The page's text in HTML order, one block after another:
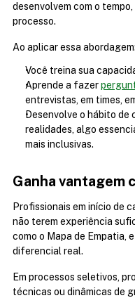
desenvolvem com o
processo.
Ao aplicar essa abordagem:
Você treina sua
Aprende a fazer
entrevistas, em times,
Desenvolve o hábito
realidades, algo
mais inclusivas.
Ganha vantagem
Profissionais em início de
não terem experiência
como o Mapa de Empatia,
diferencial real.
Em processos seletivos,
técnicas ou dinâmicas de